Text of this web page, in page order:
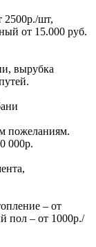
2500р./шт,
от 15.000 руб.
вырубка
пожеланиям.
000р.
– от
пол – от 1000р./